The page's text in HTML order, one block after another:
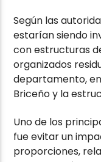
Según las
estarían siendo
con estructuras
organizados
departamento,
Briceño y la
Uno de los
fue evitar un
proporciones,